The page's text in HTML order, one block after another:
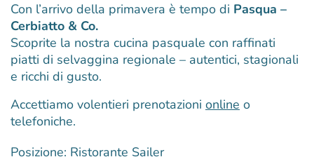
Con l’arrivo della primavera è tempo di Pasqua –
Cerbiatto & Co.
Scoprite la nostra cucina pasquale con raffinati
piatti di selvaggina regionale – autentici, stagionali
e ricchi di gusto.
Accettiamo volentieri prenotazioni online o
telefoniche.
Posizione: Ristorante Sailer